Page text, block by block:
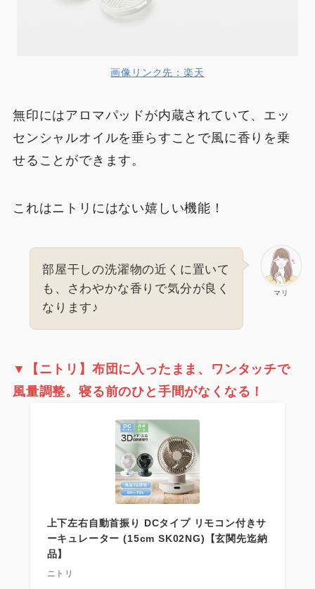
画像リンク先：楽天
無印にはアロマパッドが内蔵されていて、エッ
センシャルオイルを垂らすことで風に香りを乗
せることができます。
これはニトリにはない嬉しい機能！
マリ
部屋干しの洗濯物の近くに置いて
も、さわやかな香りで気分が良く
なります♪
▼【ニトリ】 布団に入ったまま、ワンタッチで
風量調整。寝る前のひと手間がなくなる！
上下左右自動首振り DCタイプ リモコン付きサ
ーキュレーター (15cm SK02NG)【玄関先迄納
品】
ニトリ